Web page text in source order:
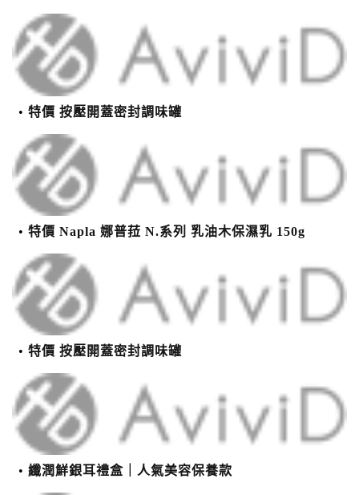
特價 按壓開蓋密封調味罐
特價 Napla 娜普菈 N.系列 乳油木保濕乳 150g
特價 按壓開蓋密封調味罐
纖潤鮮銀耳禮盒｜人氣美容保養款